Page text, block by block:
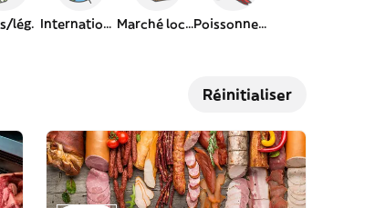
lég. International Marché local Poissonnerie
Réinitialiser